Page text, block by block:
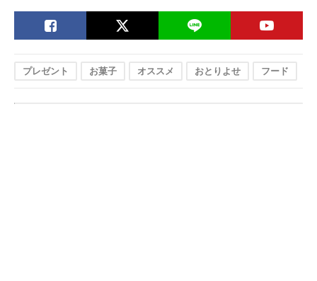
プレゼント お菓子 オススメ おとりよせ フード